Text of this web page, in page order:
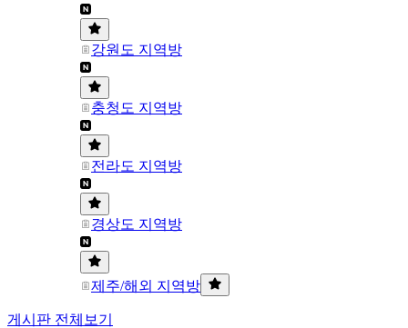
강원도 지역방
충청도 지역방
전라도 지역방
경상도 지역방
제주/해외 지역방
게시판 전체보기